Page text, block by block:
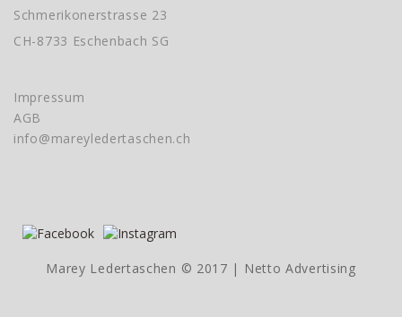
Schmerikonerstrasse 23
CH-8733 Eschenbach SG
Impressum
AGB
info@mareyledertaschen.ch
Marey Ledertaschen © 2017 | Netto Advertising